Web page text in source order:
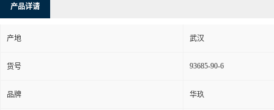
产品详请
产地 武汉
货号 93685-90-6
品牌 华玖